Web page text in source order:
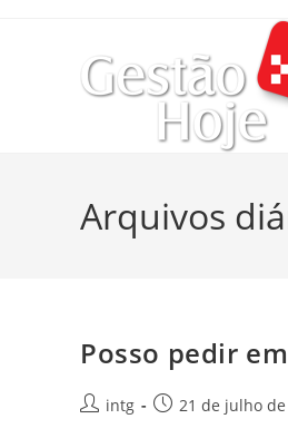
Arquivos
Posso pedir
intg 21 de julho